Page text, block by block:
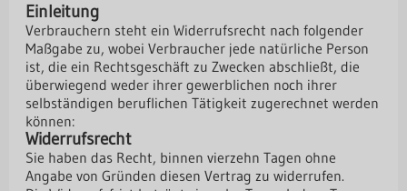
Einleitung
Verbrauchern steht ein Widerrufsrecht nach folgender
Maßgabe zu, wobei Verbraucher jede natürliche Person
ist, die ein Rechtsgeschäft zu Zwecken abschließt, die
überwiegend weder ihrer gewerblichen noch ihrer
selbständigen beruflichen Tätigkeit zugerechnet werden
können:
Widerrufsrecht
Sie haben das Recht, binnen vierzehn Tagen ohne
Angabe von Gründen diesen Vertrag zu widerrufen.